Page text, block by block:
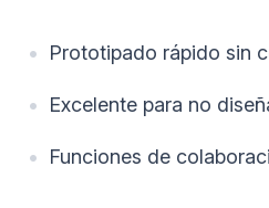
Prototipado rápido sin
Excelente para no
Funciones de